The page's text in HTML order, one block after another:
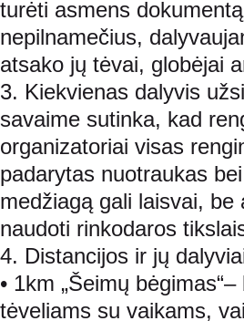
turėti asmens
nepilnamečius,
atsako jų tėvai, globėjai
3. Kiekvienas dalyvis
savaime sutinka, kad
organizatoriai visas
padarytas nuotraukas
medžiagą gali laisvai, be
naudoti rinkodaros
4. Distancijos ir jų
• 1km „Šeimų
tėveliams su vaikams,